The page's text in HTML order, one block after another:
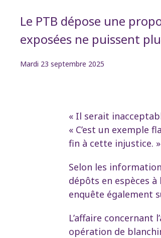
Le PTB dépose une
exposées ne puissent
Mardi 23 septembre 2025
« Il serait
« C’est un exemple
fin à cette injustice. »
Selon les
dépôts en espèces
enquête également
L’affaire
opération de